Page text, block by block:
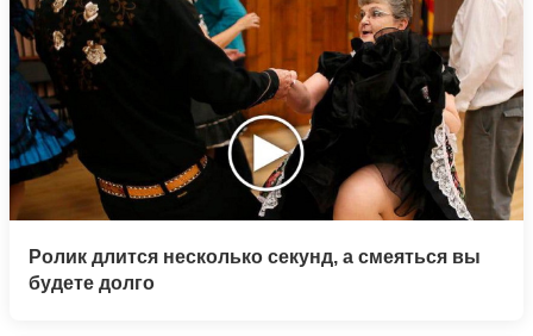
Ролик длится несколько секунд, а смеяться вы
будете долго